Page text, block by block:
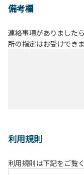
備考欄
連絡事項がありました
所の指定はお受けできま
利用規則
利用規則は下記をご覧